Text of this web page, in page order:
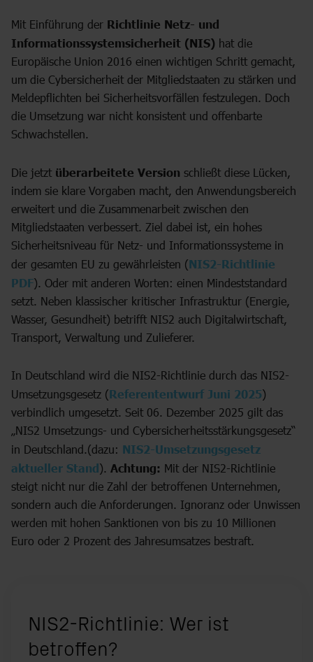
Mit Einführung der Richtlinie Netz- und
Informationssystemsicherheit (NIS) hat die
Europäische Union 2016 einen wichtigen Schritt gemacht,
um die Cybersicherheit der Mitgliedstaaten zu stärken und
Meldepflichten bei Sicherheitsvorfällen festzulegen. Doch
die Umsetzung war nicht konsistent und offenbarte
Schwachstellen.
Die jetzt überarbeitete Version schließt diese Lücken,
indem sie klare Vorgaben macht, den Anwendungsbereich
erweitert und die Zusammenarbeit zwischen den
Mitgliedstaaten verbessert. Ziel dabei ist, ein hohes
Sicherheitsniveau für Netz- und Informationssysteme in
der gesamten EU zu gewährleisten (NIS2-Richtlinie
PDF). Oder mit anderen Worten: einen Mindeststandard
setzt. Neben klassischer kritischer Infrastruktur (Energie,
Wasser, Gesundheit) betrifft NIS2 auch Digitalwirtschaft,
Transport, Verwaltung und Zulieferer.
In Deutschland wird die NIS2-Richtlinie durch das NIS2-
Umsetzungsgesetz (Referententwurf Juni 2025)
verbindlich umgesetzt. Seit 06. Dezember 2025 gilt das
„NIS2 Umsetzungs- und Cybersicherheitsstärkungsgesetz“
in Deutschland.(dazu: NIS2-Umsetzungsgesetz
aktueller Stand). Achtung: Mit der NIS2-Richtlinie
steigt nicht nur die Zahl der betroffenen Unternehmen,
sondern auch die Anforderungen. Ignoranz oder Unwissen
werden mit hohen Sanktionen von bis zu 10 Millionen
Euro oder 2 Prozent des Jahresumsatzes bestraft.
NIS2-Richtlinie: Wer ist
betroffen?